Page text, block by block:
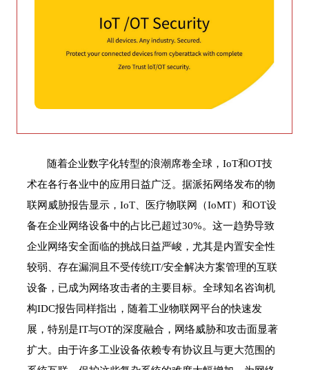
随着企业数字化转型的浪潮席卷全球，IoT和OT技
术在各行各业中的应用日益广泛。据派拓网络发布的物
联网威胁报告显示，IoT、医疗物联网（IoMT）和OT设
备在企业网络设备中的占比已超过30%。这一趋势导致
企业网络安全面临的挑战日益严峻，尤其是内置安全性
较弱、存在漏洞且不受传统IT/安全解决方案管理的互联
设备，已成为网络攻击者的主要目标。全球知名咨询机
构IDC报告同样指出，随着工业物联网平台的快速发
展，特别是IT与OT的深度融合，网络威胁和攻击面显著
扩大。由于许多工业设备依赖专有协议且与更大范围的